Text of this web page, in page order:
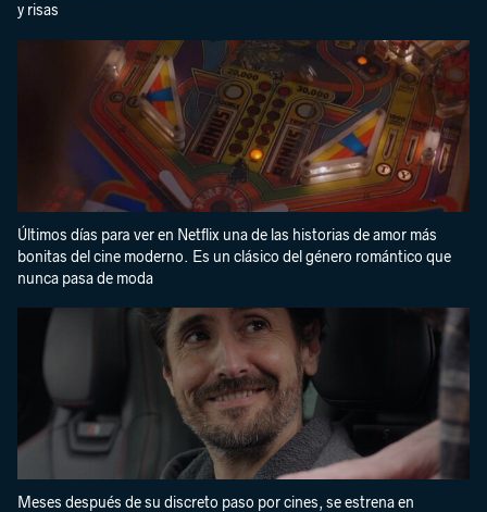
y risas
Últimos días para ver en Netflix una de las historias de amor más
bonitas del cine moderno. Es un clásico del género romántico que
nunca pasa de moda
Meses después de su discreto paso por cines, se estrena en